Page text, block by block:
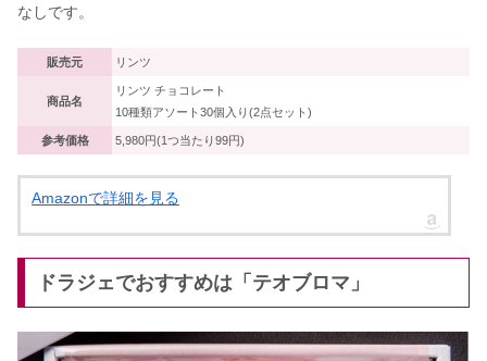
なしです。
販売元 リンツ
商品名
リンツ チョコレート
10種類アソート30個入り(2点セット)
参考価格 5,980円(1つ当たり99円)
Amazonで詳細を見る
ドラジェでおすすめは「テオブロマ」